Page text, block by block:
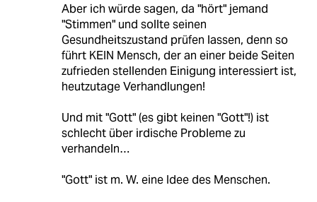
Aber ich würde sagen, da "hört" jemand
"Stimmen" und sollte seinen
Gesundheitszustand prüfen lassen, denn so
führt KEIN Mensch, der an einer beide Seiten
zufrieden stellenden Einigung interessiert ist,
heutzutage Verhandlungen!
Und mit "Gott" (es gibt keinen "Gott"!) ist
schlecht über irdische Probleme zu
verhandeln…
"Gott" ist m. W. eine Idee des Menschen.